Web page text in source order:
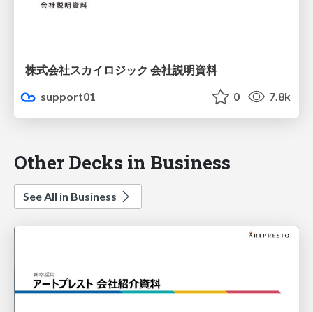
株式会社スカイロジック 会社説明資料
support01
0 7.8k
Other Decks in Business
See All in Business